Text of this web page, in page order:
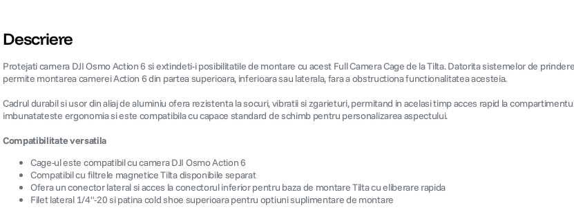
Descriere
Protejati camera DJI Osmo Action 6 si extindeti-i posibilitatile de montare cu acest Full Camera Cage de la Tilta. Datorita sistemelor de
permite montarea camerei Action 6 din partea superioara, inferioara sau laterala, fara a obstructiona functionalitatea acesteia.
Cadrul durabil si usor din aliaj de aluminiu ofera rezistenta la socuri, vibratii si zgarieturi, permitand in acelasi timp acces rapid la
imbunatateste ergonomia si este compatibila cu capace standard de schimb pentru personalizarea aspectului.
Compatibilitate versatila
Cage-ul este compatibil cu camera DJI Osmo Action 6
Compatibil cu filtrele magnetice Tilta disponibile separat
Ofera un conector lateral si acces la conectorul inferior pentru baza de montare Tilta cu eliberare rapida
Filet lateral 1/4"-20 si patina cold shoe superioara pentru optiuni suplimentare de montare